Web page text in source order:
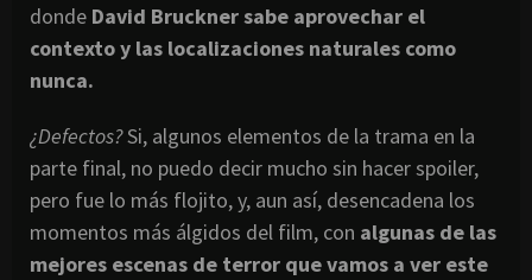
donde David Bruckner sabe aprovechar el
contexto y las localizaciones naturales como
nunca.
¿Defectos?Si, algunos elementos de la trama en la
parte final, no puedo decir mucho sin hacer spoiler,
pero fue lo más flojito, y, aun así, desencadena los
momentos más álgidos del film, con algunas de las
mejores escenas de terror que vamos a ver este